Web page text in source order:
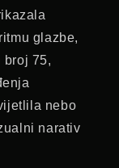
glazbe,
broj 75,
nebo
narativ